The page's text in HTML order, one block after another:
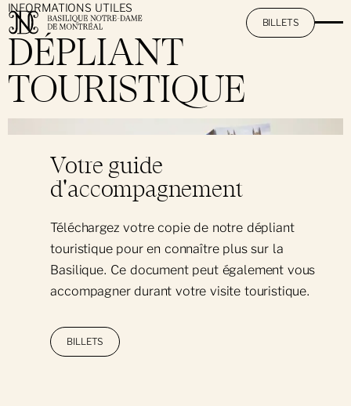
La Basilique
Histoire et patrimoine
Les grandes orgues Casavant
L'expérience AURA
Activités à Notre-Dame
Une merveille le soir : L'expérience AURA
Rendez-vous musicaux de Notre-Dame
Informations utiles
Heures et tarifs
Réservation de groupes
Services pastoraux
Messes quotidiennes
Soutenir Notre-Dame
BILLETS
INFORMATIONS UTILES
DÉPLIANT
TOURISTIQUE
Votre guide
d'accompagnement
Téléchargez votre copie de notre dépliant
touristique pour en connaître plus sur la
Basilique. Ce document peut également vous
accompagner durant votre visite touristique.
BILLETS